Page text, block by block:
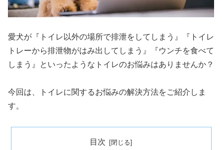
愛犬が『トイレ以外の場所で排泄をしてしまう』『トイレ
トレーから排泄物がはみ出してしまう』『ウンチを食べて
しまう』といったようなトイレのお悩みはありませんか？
今回は、トイレに関するお悩みの解決方法をご紹介しま
す。
目次